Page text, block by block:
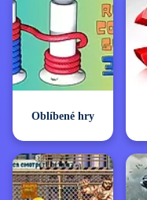
Oblíbené hry